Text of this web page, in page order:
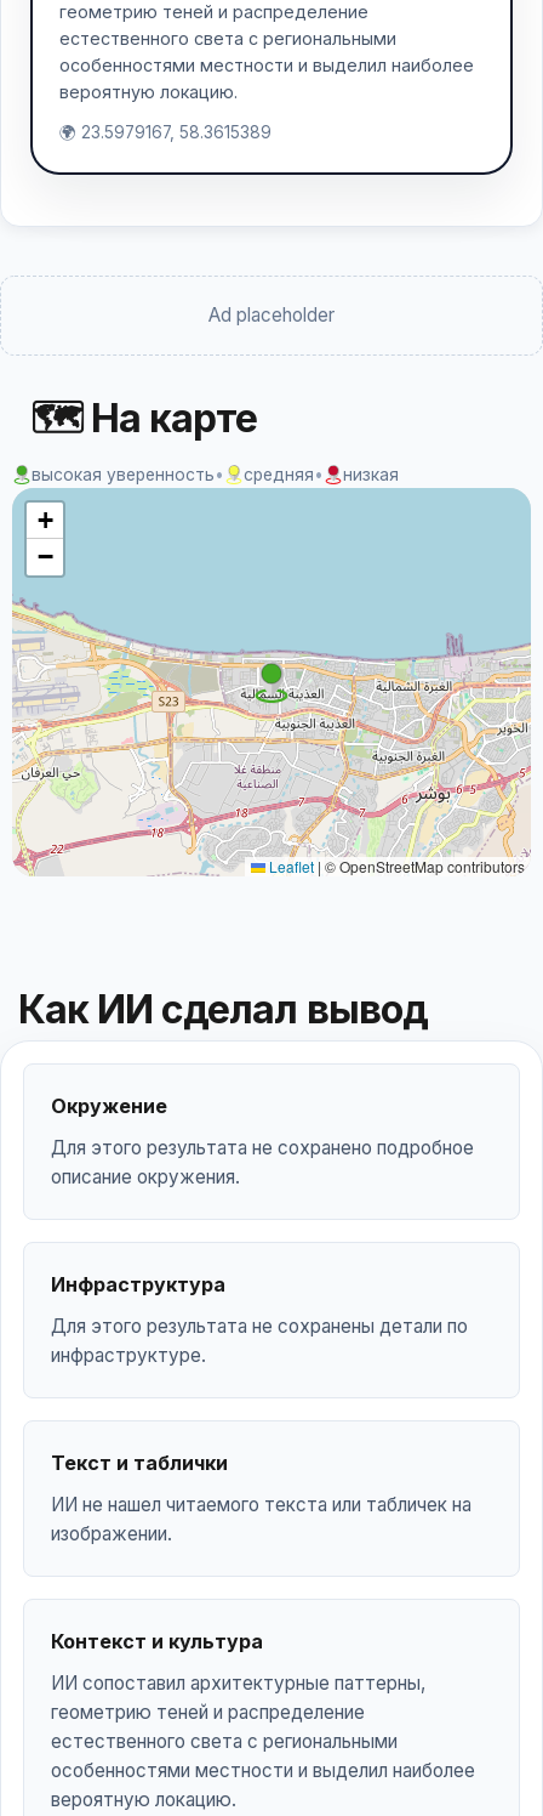
геометрию теней и распределение
естественного света с региональными
особенностями местности и выделил наиболее
вероятную локацию.
🌍 23.5979167, 58.3615389
Ad placeholder
🗺 На карте
высокая уверенность• средняя• низкая
+
−
Leaflet | © OpenStreetMap contributors
Как ИИ сделал вывод
Окружение
Для этого результата не сохранено подробное
описание окружения.
Инфраструктура
Для этого результата не сохранены детали по
инфраструктуре.
Текст и таблички
ИИ не нашел читаемого текста или табличек на
изображении.
Контекст и культура
ИИ сопоставил архитектурные паттерны,
геометрию теней и распределение
естественного света с региональными
особенностями местности и выделил наиболее
вероятную локацию.